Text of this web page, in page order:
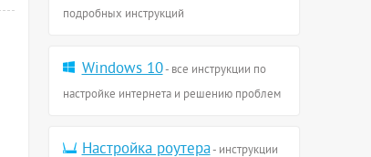
подробных инструкций
Windows 10- все инструкции по
настройке интернета и решению проблем
Настройка роутера- инструкции